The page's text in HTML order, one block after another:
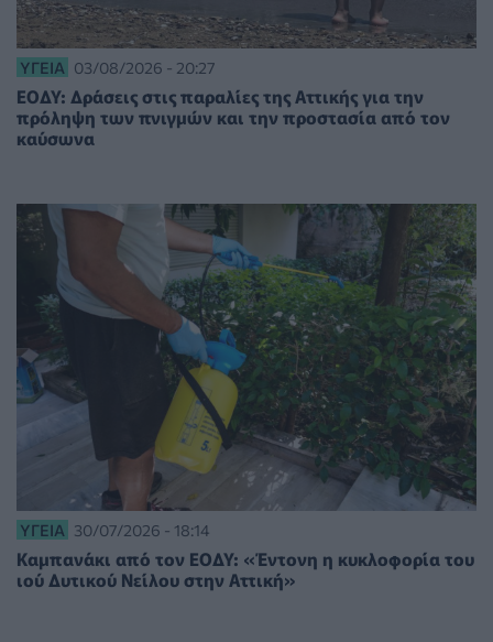
ΥΓΕΊΑ 03/08/2026 - 20:27
ΕΟΔΥ: Δράσεις στις παραλίες της Αττικής για την
πρόληψη των πνιγμών και την προστασία από τον
καύσωνα
ΥΓΕΊΑ 30/07/2026 - 18:14
Καμπανάκι από τον ΕΟΔΥ: «Έντονη η κυκλοφορία του
ιού Δυτικού Νείλου στην Αττική»